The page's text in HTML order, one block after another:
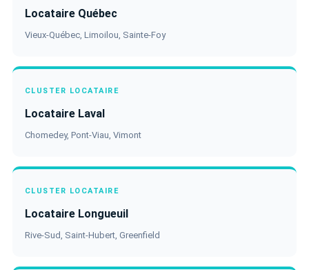
Locataire Québec
Vieux-Québec, Limoilou, Sainte-Foy
CLUSTER LOCATAIRE
Locataire Laval
Chomedey, Pont-Viau, Vimont
CLUSTER LOCATAIRE
Locataire Longueuil
Rive-Sud, Saint-Hubert, Greenfield